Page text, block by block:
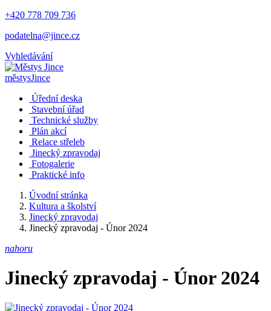
+420 778 709 736
podatelna@jince.cz
Vyhledávání
městysJince
Úřední deska
Stavební úřad
Technické služby
Plán akcí
Relace střeleb
Jinecký zpravodaj
Fotogalerie
Praktické info
Úvodní stránka
Kultura a školství
Jinecký zpravodaj
Jinecký zpravodaj - Únor 2024
nahoru
Jinecký zpravodaj - Únor 2024